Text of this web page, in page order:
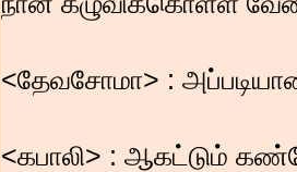
<தேவசோமா> :
<கபாலி> : ஆகட்டும்